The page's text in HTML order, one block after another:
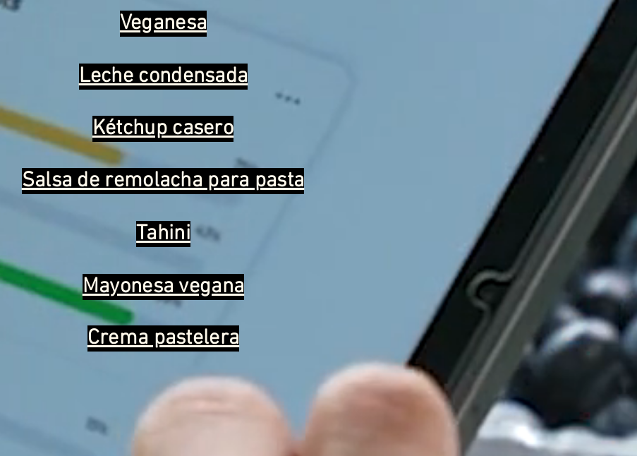
Veganesa
Leche condensada
Kétchup casero
Salsa de remolacha para pasta
Tahini
Mayonesa vegana
Crema pastelera